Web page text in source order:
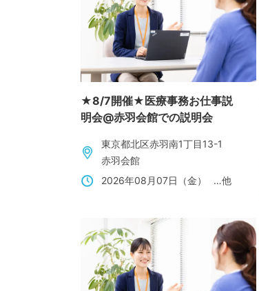
★8/7開催★医療事務お仕事説
明会@赤羽会館での説明会
東京都北区赤羽南1丁目13-1
赤羽会館
2026年08月07日（金）
…他